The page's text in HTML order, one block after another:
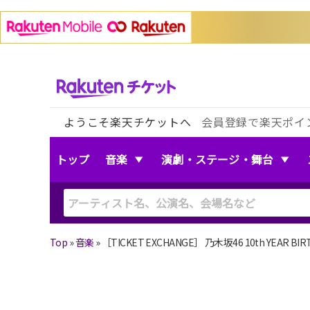
ようこそ楽天チケットへ 会員登録で楽天ポイ
トップ 音楽 演劇・ステージ・舞台
Top »音楽 » ［TICKET EXCHANGE］ 乃木坂46 10th YEAR